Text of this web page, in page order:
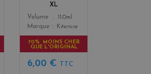
XL
Color
Volume
11.0ml
Marque
Kitencre
70% MOINS CHER
QUE L'ORIGINAL
6,00 € TTC